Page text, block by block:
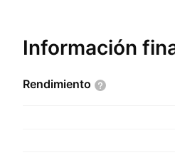
Información
Rendimiento